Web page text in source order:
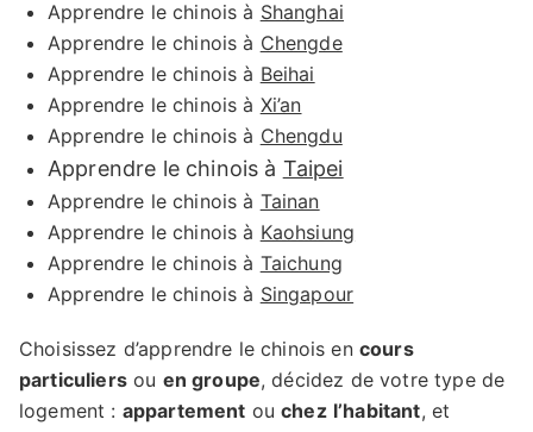
Apprendre le chinois à Shanghai
Apprendre le chinois à Chengde
Apprendre le chinois à Beihai
Apprendre le chinois à Xi’an
Apprendre le chinois à Chengdu
Apprendre le chinois à Taipei
Apprendre le chinois à Tainan
Apprendre le chinois à Kaohsiung
Apprendre le chinois à Taichung
Apprendre le chinois à Singapour
Choisissez d’apprendre le chinois en cours
particuliersou en groupe, décidez de votre type de
logement : appartement ouchez l’habitant, et